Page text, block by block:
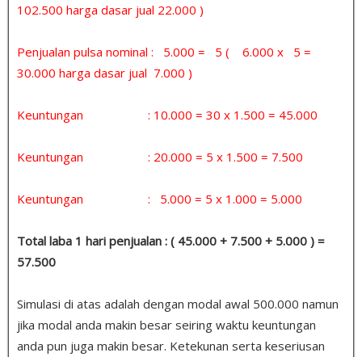
102.500 harga dasar jual 22.000 )
Penjualan pulsa nominal : 5.000 = 5 ( 6.000 x 5 =
30.000 harga dasar jual 7.000 )
Keuntungan : 10.000 = 30 x 1.500 = 45.000
Keuntungan : 20.000 = 5 x 1.500 = 7.500
Keuntungan : 5.000 = 5 x 1.000 = 5.000
Total laba 1 hari penjualan : ( 45.000 + 7.500 + 5.000 ) =
57.500
Simulasi di atas adalah dengan modal awal 500.000 namun
jika modal anda makin besar seiring waktu keuntungan
anda pun juga makin besar. Ketekunan serta keseriusan